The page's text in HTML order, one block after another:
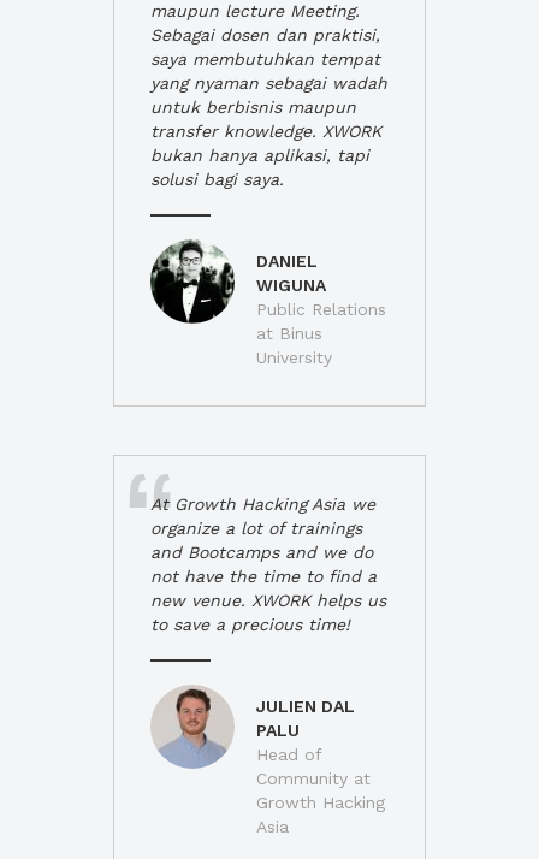
maupun lecture Meeting.
Sebagai dosen dan praktisi,
saya membutuhkan tempat
yang nyaman sebagai wadah
untuk berbisnis maupun
transfer knowledge. XWORK
bukan hanya aplikasi, tapi
solusi bagi saya.
DANIEL
WIGUNA
Public Relations
at Binus
University
At Growth Hacking Asia we
organize a lot of trainings
and Bootcamps and we do
not have the time to find a
new venue. XWORK helps us
to save a precious time!
JULIEN DAL
PALU
Head of
Community at
Growth Hacking
Asia